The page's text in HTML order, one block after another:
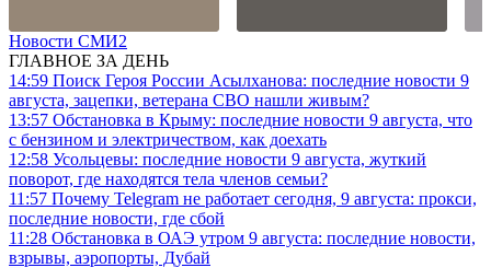
Новости СМИ2
ГЛАВНОЕ ЗА ДЕНЬ
14:59 Поиск Героя России Асылханова: последние новости 9
августа, зацепки, ветерана СВО нашли живым?
13:57 Обстановка в Крыму: последние новости 9 августа, что
с бензином и электричеством, как доехать
12:58 Усольцевы: последние новости 9 августа, жуткий
поворот, где находятся тела членов семьи?
11:57 Почему Telegram не работает сегодня, 9 августа: прокси,
последние новости, где сбой
11:28 Обстановка в ОАЭ утром 9 августа: последние новости,
взрывы, аэропорты, Дубай